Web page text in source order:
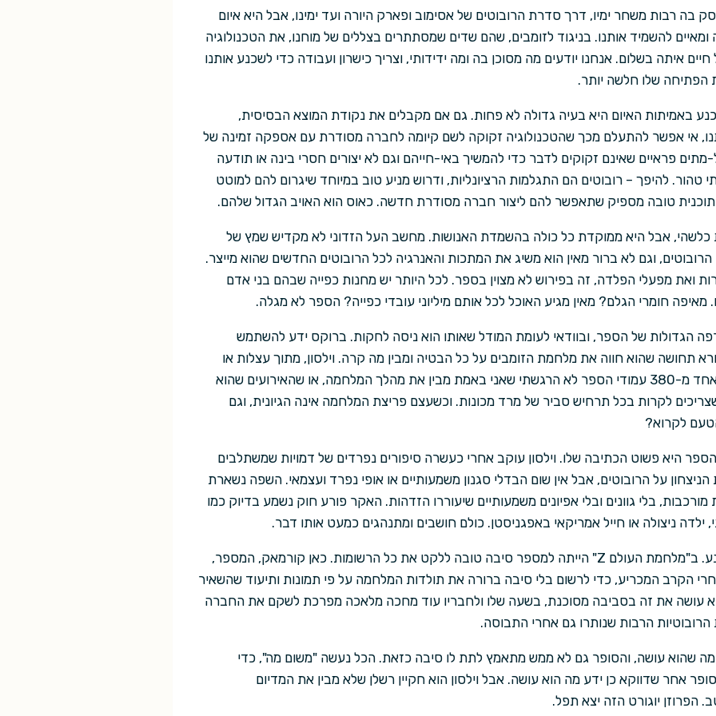
בה רבות משחר ימיו, דרך סדרת הרובוטים של אסימוב ופארק היורה ועד ימינו, אבל היא איום
ומאיים להשמיד אותנו. בניגוד לזומבים, שהם שדים שמסתתרים בצללים של מוחנו, את הטכנולוגיה
איתה בשלום. אנחנו יודעים מה מסוכן בה ומה ידידותי, וצריך כישרון ועבודה כדי לשכנע אותנו
שלו חלשה יותר.
באמיתות האיום היא בעיה גדולה לא פחות. גם אם מקבלים את נקודת המוצא הבסיסית,
אי אפשר להתעלם מכך שהטכנולוגיה זקוקה לשם קיומה לחברה מסודרת עם אספקה זמינה של
מתים פראיים שאינם זקוקים לדבר כדי להמשיך באי-חייהם וגם לא יצורים חסרי בינה או תודעה
טהור. להיפך – רובוטים הם התגלמות הרציונליות, ודרוש מניע טוב במיוחד שיגרום להם למוטט
טובה מספיק שתאפשר להם ליצור חברה מסודרת חדשה. כאוס הוא האויב הגדול שלהם.
כלשהי, אבל היא ממוקדת כל כולה בהשמדת האנושות. מחשב העל הזדוני לא מקדיש שמץ של
וגם לא ברור מאין הוא משיג את המתכות והאנרגיה לכל הרובוטים החדשים שהוא מייצר.
ואת מפעלי הפלדה, זה בפירוש לא מצוין בספר. לכל היותר יש מחנות כפייה שבהם בני אדם
מאיפה חומרי הגלם? מאין מגיע האוכל לכל אותם מיליוני עובדי כפייה? הספר לא מגלה.
הגדולות של הספר, ובוודאי לעומת המודל שאותו הוא ניסה לחקות. ברוקס ידע להשתמש
תחושה שהוא חווה את מלחמת הזומבים על כל הבטיה ומבין מה קרה. וילסון, מתוך עצלות או
חוסר מחשבה, לא טורח. באף אחד מ-380 עמודי הספר לא הרגשתי שאני באמת מבין את מהלך המלחמה, או שהאירועים שהוא
לקרות בכל תרחיש סביר של מרד מכונות. וכשעצם פריצת המלחמה אינה הגיונית, וגם
לקרוא?
היא פשוט הכתיבה שלו. וילסון עוקב אחרי כעשרה סיפורים נפרדים של דמויות שמשתלבים
על הרובוטים, אבל אין שום הבדלי סגנון משמעותיים או אופי נפרד ועצמאי. השפה נשארת
בלי גוונים ובלי אפיונים משמעותיים שיעוררו הזדהות. האקר פורע חוק נשמע בדיוק כמו
ילדה ניצולה או חייל אמריקאי באפגניסטן. כולם חושבים ומתנהגים כמעט אותו דבר.
אפילו סיפור המסגרת לא משכנע. ב"מלחמת העולם Z" הייתה למספר סיבה טובה ללקט את כל הרשומות. כאן קורמאק, המספר,
הקרב המכריע, כדי לרשום בלי סיבה ברורה את תולדות המלחמה על פי תמונות ותיעוד שהשאיר
עושה את זה בסביבה מסוכנת, בשעה שלו ולחבריו עוד מחכה מלאכה מפרכת לשקם את החברה
הרבות שנותרו גם אחרי התבוסה.
שהוא עושה, והסופר גם לא ממש מתאמץ לתת לו סיבה כזאת. הכל נעשה "משום מה", כדי
אחר שדווקא כן ידע מה הוא עושה. אבל וילסון הוא חקיין רשלן שלא מבין את המדיום
הפרוזן יוגורט הזה יצא תפל.